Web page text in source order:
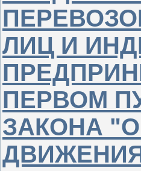
ЛИЦ И
ПЕРВОМ
ЗАКОНА